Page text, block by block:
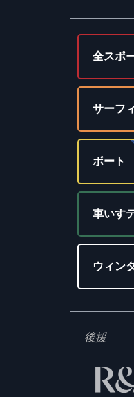
全スポ
サーフ
ボート
車いす
ウィン
後援